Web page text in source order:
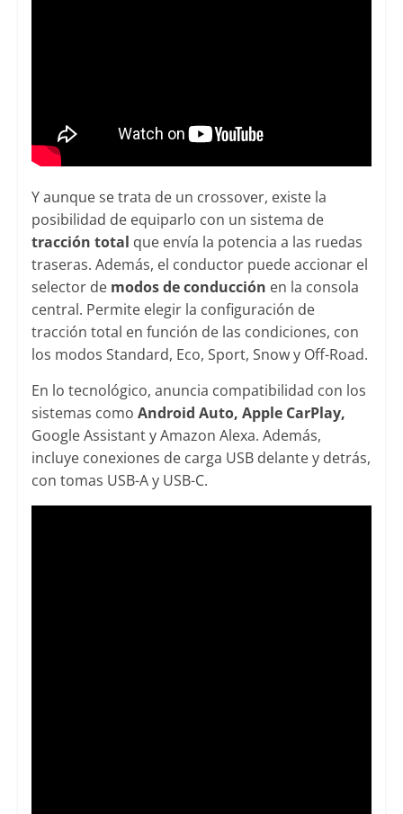
Y aunque se trata de un crossover, existe la
posibilidad de equiparlo con un sistema de
tracción total que envía la potencia a las ruedas
traseras. Además, el conductor puede accionar el
selector de modos de conducción en la consola
central. Permite elegir la configuración de
tracción total en función de las condiciones, con
los modos Standard, Eco, Sport, Snow y Off-Road.
En lo tecnológico, anuncia compatibilidad con los
sistemas como Android Auto, Apple CarPlay,
Google Assistant y Amazon Alexa. Además,
incluye conexiones de carga USB delante y detrás,
con tomas USB-A y USB-C.